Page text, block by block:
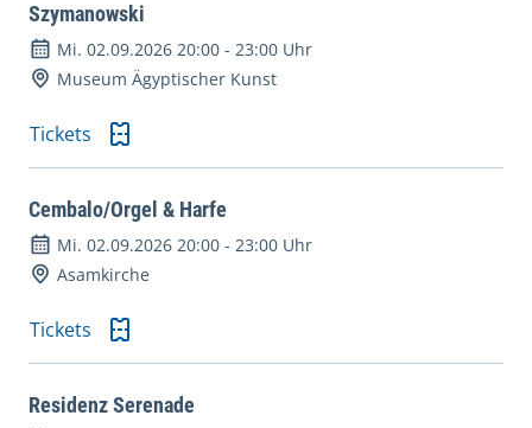
Szymanowski
Mi. 02.09.2026 20:00 - 23:00 Uhr
Museum Ägyptischer Kunst
Tickets
Cembalo/Orgel & Harfe
Mi. 02.09.2026 20:00 - 23:00 Uhr
Asamkirche
Tickets
Residenz Serenade